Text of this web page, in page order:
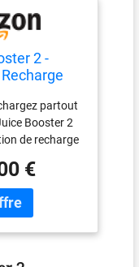
2 -
Étanche
Prises
Idéal
et
partout
Booster 2
de recharge
Type 2
Un
en-un pour
les
€